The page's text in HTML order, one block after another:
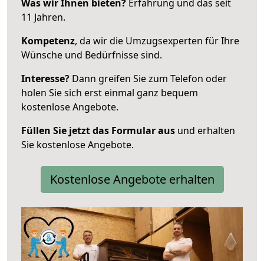
Was wir Ihnen bieten? Erfahrung und das seit
11 Jahren.
Kompetenz, da wir die Umzugsexperten für Ihre
Wünsche und Bedürfnisse sind.
Interesse? Dann greifen Sie zum Telefon oder
holen Sie sich erst einmal ganz bequem
kostenlose Angebote.
Füllen Sie jetzt das Formular aus und erhalten
Sie kostenlose Angebote.
Kostenlose Angebote erhalten